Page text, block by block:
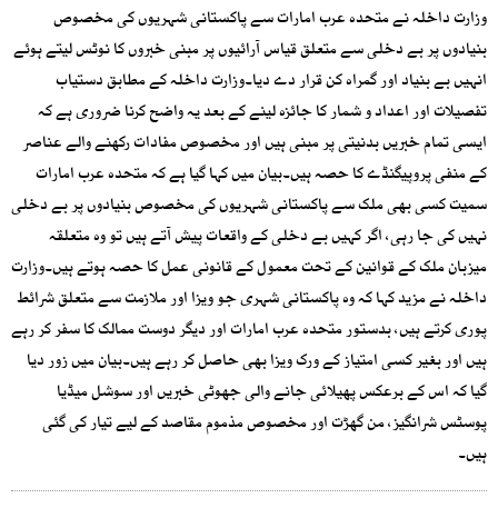
وزارت داخلہ نے متحدہ عرب امارات سے پاکستانی شہریوں کی مخصوص
بنیادوں پر بے دخلی سے متعلق قیاس آرائیوں پر مبنی خبروں کا نوٹس لیتے ہوئے
انہیں بے بنیاد اور گمراہ کن قرار دے دیا۔وزارت داخلہ کے مطابق دستیاب
تفصیلات اور اعداد و شمار کا جائزہ لینے کے بعد یہ واضح کرنا ضروری ہے کہ
ایسی تمام خبریں بدنیتی پر مبنی ہیں اور مخصوص مفادات رکھنے والے عناصر
کے منفی پروپیگنڈے کا حصہ ہیں۔بیان میں کہا گیا ہے کہ متحدہ عرب امارات
سمیت کسی بھی ملک سے پاکستانی شہریوں کی مخصوص بنیادوں پر بے دخلی
نہیں کی جا رہی، اگر کہیں بے دخلی کے واقعات پیش آتے ہیں تو وہ متعلقہ
میزبان ملک کے قوانین کے تحت معمول کے قانونی عمل کا حصہ ہوتے ہیں۔وزارت
داخلہ نے مزید کہا کہ وہ پاکستانی شہری جو ویزا اور ملازمت سے متعلق شرائط
پوری کرتے ہیں، بدستور متحدہ عرب امارات اور دیگر دوست ممالک کا سفر کر رہے
ہیں اور بغیر کسی امتیاز کے ورک ویزا بھی حاصل کر رہے ہیں۔بیان میں زور دیا
گیا کہ اس کے برعکس پھیلائی جانے والی جھوٹی خبریں اور سوشل میڈیا
پوسٹس شرانگیز، من گھڑت اور مخصوص مذموم مقاصد کے لیے تیار کی گئی
ہیں۔